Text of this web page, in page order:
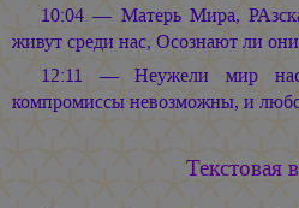
10:04 — Матерь Мира,
живут среди нас, Осознают ли
12:11 — Неужели мир
компромиссы невозможны, и
Текстовая